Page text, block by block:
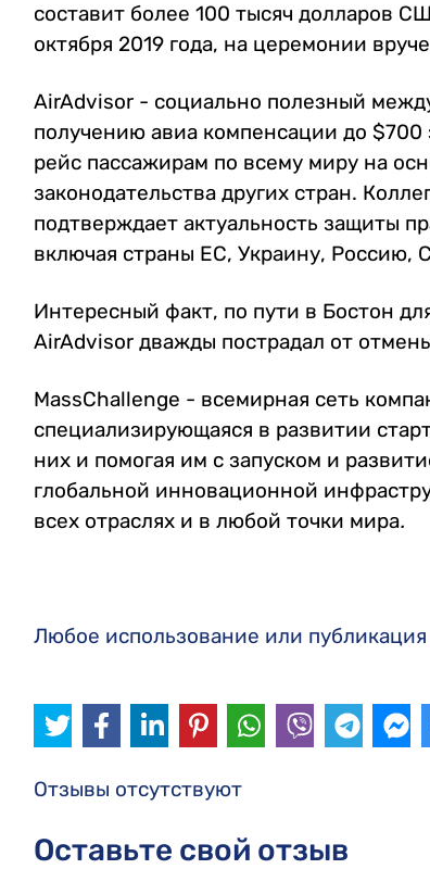
составит более 100 тысяч долларов
октября 2019 года, на церемонии
AirAdvisor - социально полезный
получению авиа компенсации до $700
рейс пассажирам по всему миру на
законодательства других стран.
подтверждает актуальность защиты
включая страны ЕС, Украину, Россию,
Интересный факт, по пути в Бостон
AirAdvisor дважды пострадал от
MassChallenge - всемирная сеть
специализирующаяся в развитии
них и помогая им с запуском и
глобальной инновационной
всех отраслях и в любой точки мира.
Любое использование или
Отзывы отсутствуют
Оставьте свой отзыв